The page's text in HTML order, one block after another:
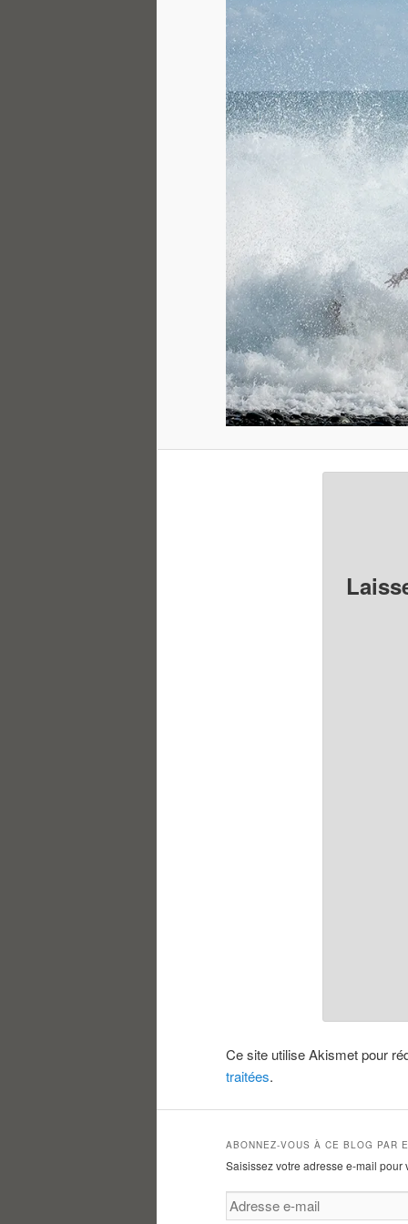
Ce site utilise Akismet pour
traitées.
ABONNEZ-VOUS À CE BLOG PAR
Saisissez votre adresse e-mail
Adresse
e-